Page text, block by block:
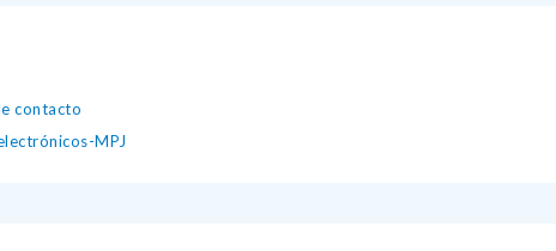
contacto
MPJ